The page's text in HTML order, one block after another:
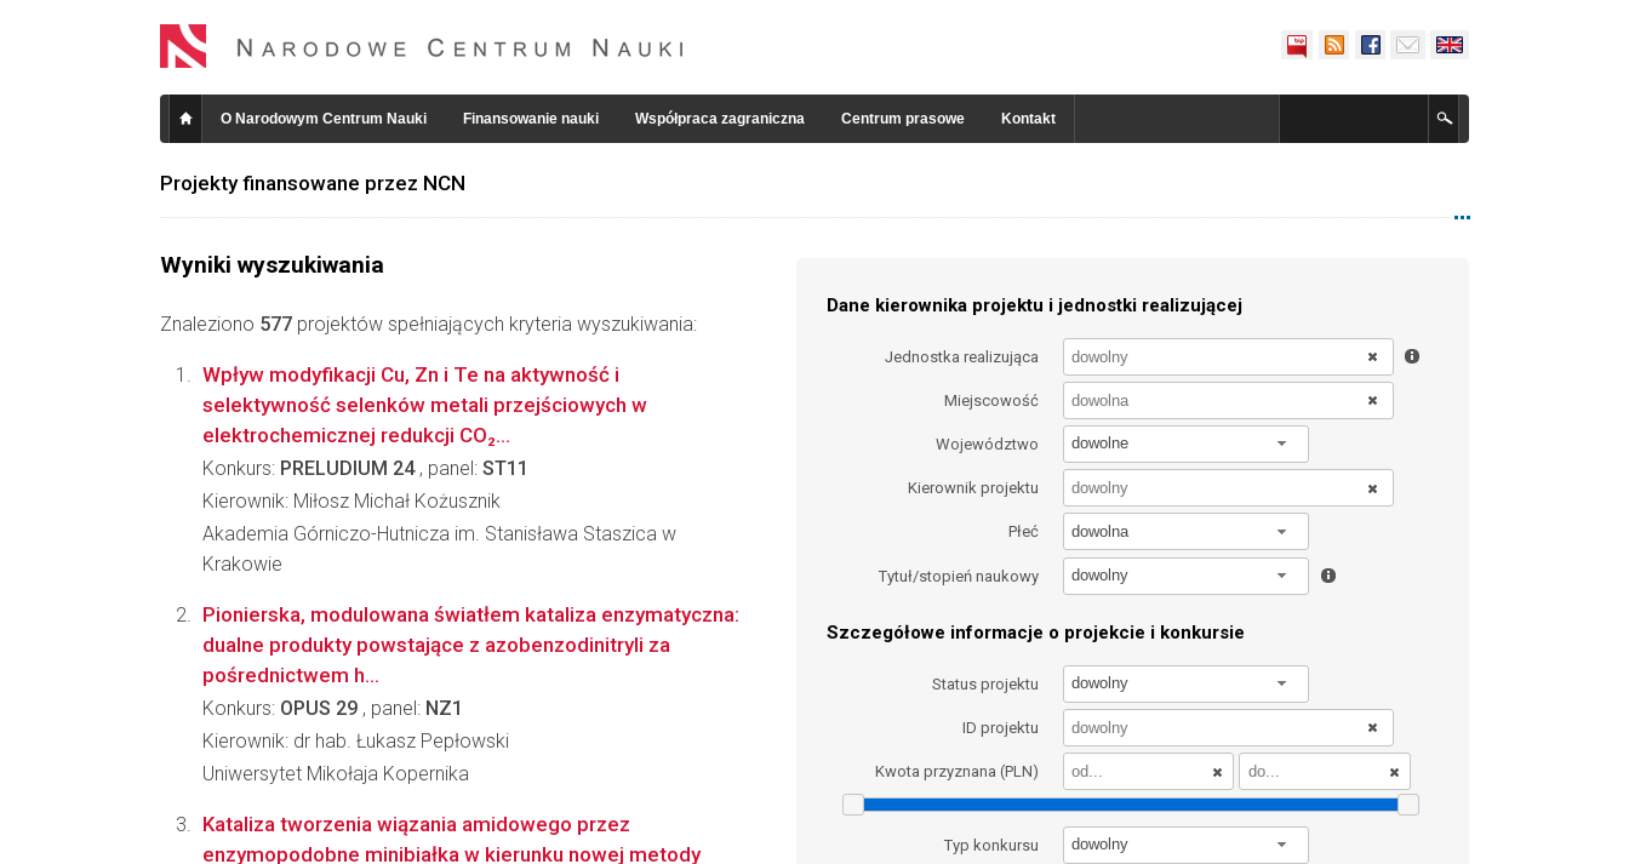
O Narodowym Centrum Nauki Finansowanie nauki Współpraca zagraniczna Centrum prasowe Kontakt
Projekty finansowane przez NCN
Wyniki wyszukiwania
Znaleziono 577 projektów spełniających kryteria wyszukiwania:
Dane kierownika projektu i jednostki realizującej
Jednostka realizująca
Miejscowość
Województwo dowolne
Kierownik projektu
Płeć dowolna
Tytuł/stopień naukowy dowolny
Szczegółowe informacje o projekcie i konkursie
Status projektu dowolny
ID projektu
Kwota przyznana (PLN)
Typ konkursu dowolny
Wpływ modyfikacji Cu, Zn i Te na aktywność i
selektywność selenków metali przejściowych w
elektrochemicznej redukcji CO₂...
Konkurs: PRELUDIUM 24, panel: ST11
Kierownik: Miłosz Michał Kożusznik
Akademia Górniczo-Hutnicza im. Stanisława Staszica w
Krakowie
Pionierska, modulowana światłem kataliza enzymatyczna:
dualne produkty powstające z azobenzodinitryli za
pośrednictwem h...
Konkurs: OPUS 29 , panel: NZ1
Kierownik: dr hab. Łukasz Pepłowski
Uniwersytet Mikołaja Kopernika
Kataliza tworzenia wiązania amidowego przez
enzymopodobne minibiałka w kierunku nowej metody